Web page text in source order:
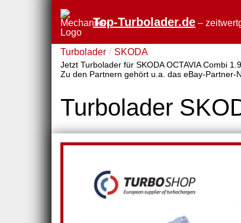
Top-Turbolader.de –
Turbolader SKODA
Jetzt Turbolader für SKODA OCTAVIA Combi
Zu den Partnern gehört u.a. das eBay-Partner-
Turbolader